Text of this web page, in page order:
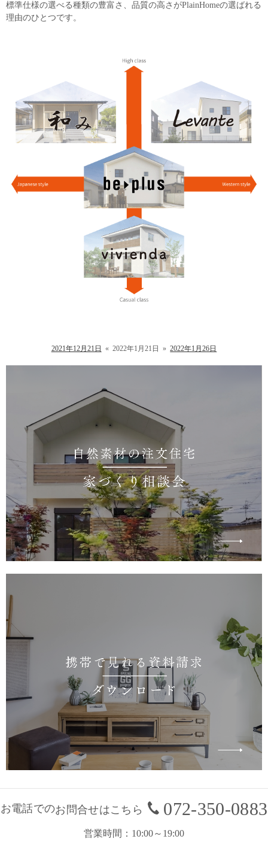
標準仕様の選べる種類の豊富さ、品質の高さがPlainHomeの選ばれる
理由のひとつです。
2021年12月21日 « 2022年1月21日 » 2022年1月26日
お電話でのお問合せはこちら 072-350-0883
営業時間 10:00～19:00